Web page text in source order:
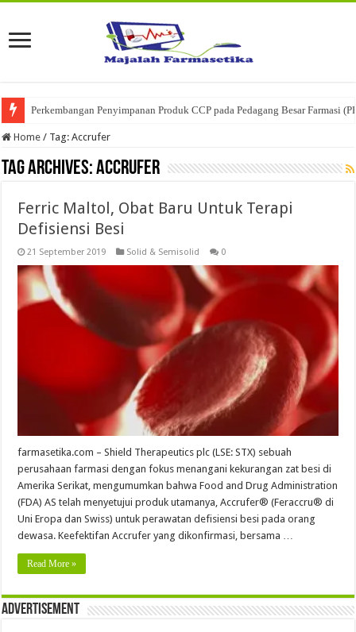
Perkembangan Penyimpanan Produk CCP pada Pedagang Besar Farmasi
Home / Tag:Accrufer
Tag Archives:Accrufer
Ferric Maltol, Obat Baru Untuk Terapi
Defisiensi Besi
21 September 2019 Solid & Semisolid 0
farmasetika.com – Shield Therapeutics plc (LSE: STX) sebuah
perusahaan farmasi dengan fokus menangani kekurangan zat besi di
Amerika Serikat, mengumumkan bahwa Food and Drug Administration
(FDA) AS telah menyetujui produk utamanya, Accrufer® (Feraccru® di
Uni Eropa dan Swiss) untuk perawatan defisiensi besi pada orang
dewasa. Keefektifan Accrufer yang dikonfirmasi, bersama …
Read More »
Advertisement